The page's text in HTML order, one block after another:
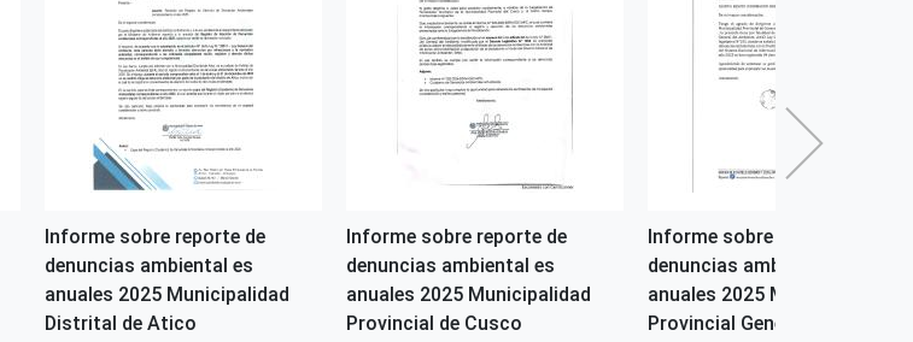
Informe sobre reporte de
denuncias ambiental es
anuales 2025 Municipalidad
Distrital de Atico
Informe sobre reporte de
denuncias ambiental es
anuales 2025 Municipalidad
Provincial de Cusco
Informe sobre reporte de
denuncias ambiental es
anuales 2025 Municipalidad
Provincial General Sanhez...